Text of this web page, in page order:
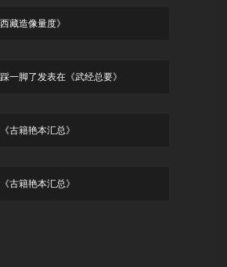
西藏造像量度》
一脚了发表在《武经总要》
古籍艳本汇总》
古籍艳本汇总》